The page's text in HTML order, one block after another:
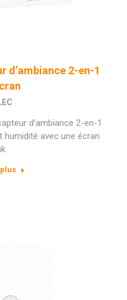
d’ambiance 2-en-1
d’ambiance 2-en-1
avec une écran